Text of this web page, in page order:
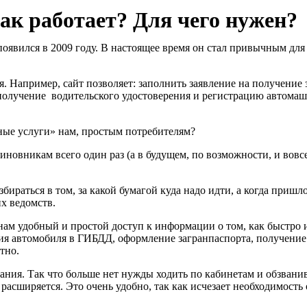
работает? Для чего нужен?
в 2009 году. В настоящее время он стал привычным
сайт позволяет: заполнить заявление на
водительского удостоверения и регистрацию
услуги» нам, простым потребителям?
всего один раз (а в будущем, по возможности, и
в том, за какой бумагой куда надо идти, а когда
ведомств.
удобный и простой доступ к информации о том, как
автомобиля в ГИБДД, оформление загранпаспорта,
Так что больше нет нужды ходить по кабинетам и
Это очень удобно, так как исчезает